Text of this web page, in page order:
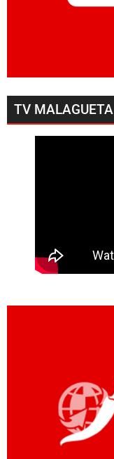
TV MALAGUETA